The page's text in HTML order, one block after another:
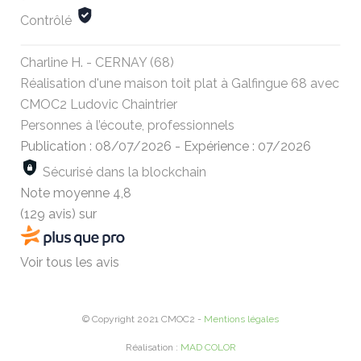
Contrôlé
Charline H. - CERNAY (68)
Réalisation d'une maison toit plat à Galfingue 68 avec
CMOC2 Ludovic Chaintrier
Personnes à l’écoute, professionnels
Publication : 08/07/2026 - Expérience : 07/2026
Sécurisé dans la blockchain
Note moyenne 4,8
(129 avis) sur
Voir tous les avis
© Copyright 2021 CMOC2 - Mentions légales
Réalisation : MAD COLOR